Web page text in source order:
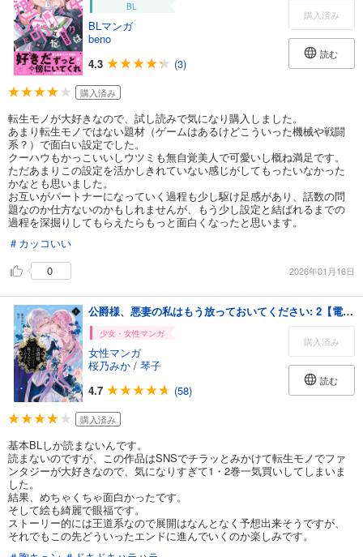
BL
BLマンガ
beno
4.3
(3)
購入済み
読む
購入済み
転生モノが大好きなので、試し読みで気になり購入しました。
あまり転生モノではない題材（ゲームはあるけどこういった機械や戦闘
系？）で面白い設定でした。
クーハウもかっこいいしウツミも無自覚美人で可愛いし概ね満足です。
ただあまりこの設定を活かしきれていない感じがしてもったいなかった
かなとも思いました。
お互いがパートナーになっていく過程も少し駆け足感があり、話数の問
題なのか仕方ないのかもしれませんが、もう少し設定と結ばれるまでの
過程を深掘りしてもらえたらもっと面白くなったと思います。
＃カッコいい
0
2026年01月16日
公爵様、悪妻の私はもう放っておいてください: 2【電子限定描き下ろし付き】
少女・女性マンガ
女性マンガ
桜乃みか / 琴子
4.7
(58)
購入済み
読む
購入済み
基本BLしか読まないんです。
読まないのですが、この作品はSNSでチラッとみかけて転生モノでファ
ンタジーが大好きなので、気になりすぎて1・2巻一気買いしてしまいま
した。
結果、めちゃくちゃ面白かったです。
そして絵も綺麗で眼福です。
ストーリー的には王道系なので展開はなんとなく予想出来そうですが、
それでもこの先どういったエンドに進んでいくのか楽しみです。